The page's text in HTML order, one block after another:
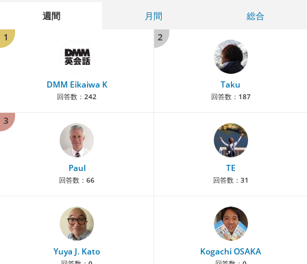
週間 月間
総合
1
DMM Eikaiwa K
回答数： 242
2
Taku
回答数： 187
3
Paul
回答数： 66
TE
回答数： 31
Yuya J. Kato Kogachi OSAKA